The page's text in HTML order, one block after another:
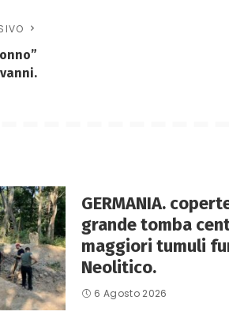
GERMANIA.
grande tomba
maggiori tumuli
Neolitico.
6 Agosto 2026